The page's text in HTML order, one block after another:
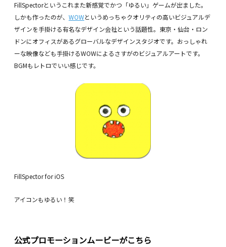
FillSpectorというこれまた新感覚でかつ「ゆるい」ゲームが出ました。
しかも作ったのが、 WOWというめっちゃクオリティの高いビジュアルデ
ザインを手掛ける有名なデザイン会社という話題性。東京・仙台・ロン
ドンにオフィスがあるグローバルなデザインスタジオです。おっしゃれ
ーな映像なども手掛けるWOWによるさすがのビジュアルアートです。
BGMもレトロでいい感じです。
FillSpector for iOS
アイコンもゆるい！笑
公式プロモーションムービーがこちら